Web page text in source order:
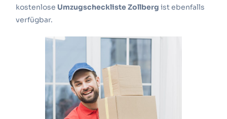
kostenlose Umzugscheckliste Zollberg ist ebenfalls
verfügbar.